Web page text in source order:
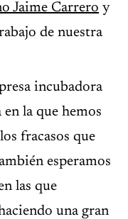
Jaime Carrero y
de nuestra
incubadora
la que hemos
fracasos que
esperamos
las que
una gran